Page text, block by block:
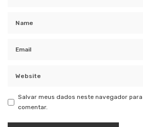
Salvar meus dados neste navegador
comentar.